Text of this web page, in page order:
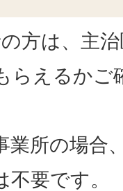
方は、主
らえるかご
業所の場合
要です。